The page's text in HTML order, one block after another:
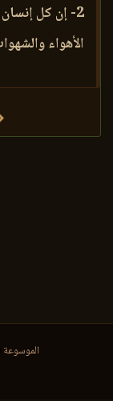
2- إن كل
الأهواء
الموسوعة